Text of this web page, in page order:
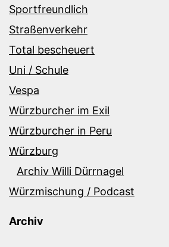
Sportfreundlich
Straßenverkehr
Total bescheuert
Uni / Schule
Vespa
Würzburcher im Exil
Würzburcher in Peru
Würzburg
Archiv Willi Dürrnagel
Würzmischung / Podcast
Archiv